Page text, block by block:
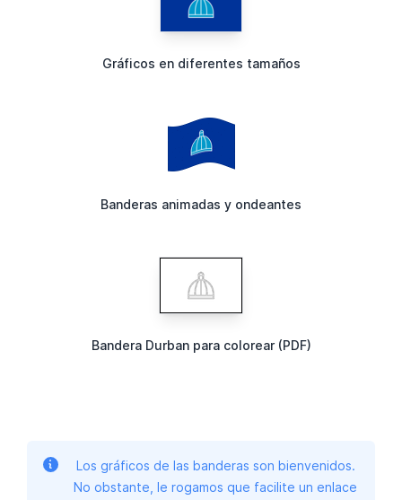
Gráficos en diferentes tamaños
Banderas animadas y ondeantes
Bandera Durban para colorear (PDF)
Los gráficos de las banderas son bienvenidos.
No obstante, le rogamos que facilite un enlace